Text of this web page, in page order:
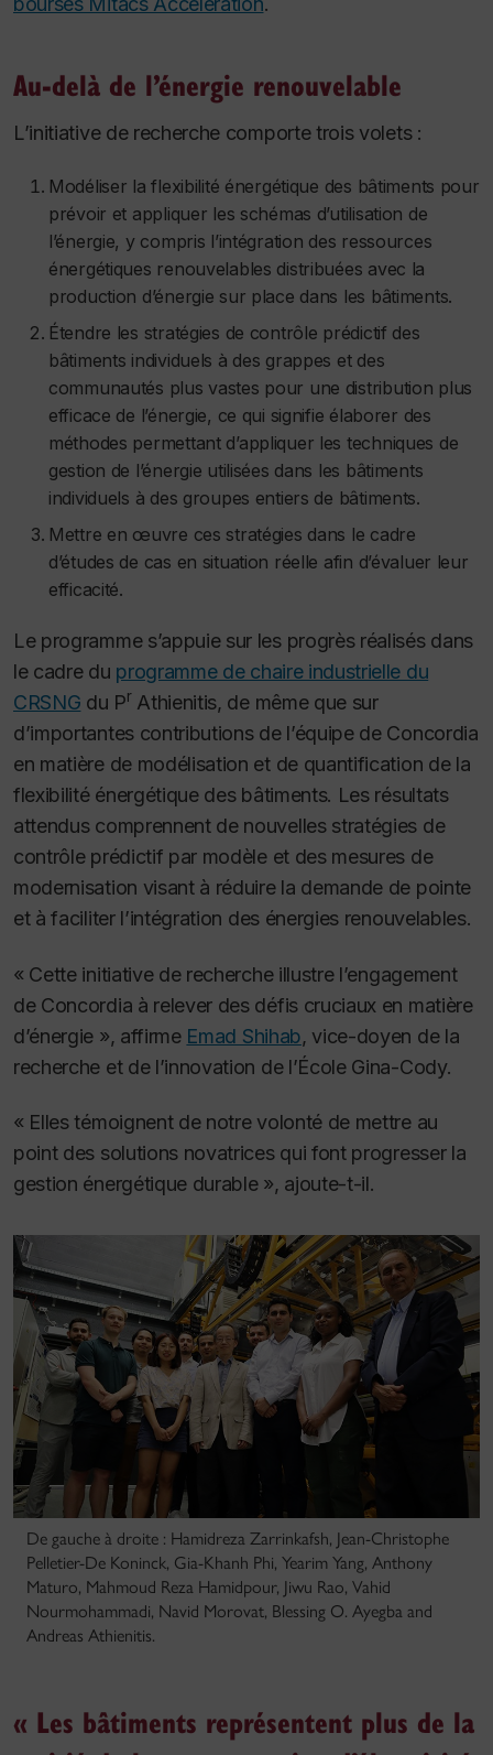
Au-delà de l’énergie renouvelable
L’initiative de recherche comporte trois volets :
Modéliser la flexibilité énergétique des bâtiments pour
prévoir et appliquer les schémas d’utilisation de
l’énergie, y compris l’intégration des ressources
énergétiques renouvelables distribuées avec la
production d’énergie sur place dans les bâtiments.
Étendre les stratégies de contrôle prédictif des
bâtiments individuels à des grappes et des
communautés plus vastes pour une distribution plus
efficace de l’énergie, ce qui signifie élaborer des
méthodes permettant d’appliquer les techniques de
gestion de l’énergie utilisées dans les bâtiments
individuels à des groupes entiers de bâtiments.
Mettre en œuvre ces stratégies dans le cadre
d’études de cas en situation réelle afin d’évaluer leur
efficacité.
Le programme s’appuie sur les progrès réalisés dans
le cadre du programme de chaire industrielle du
CRSNG du Pr Athienitis, de même que sur
d’importantes contributions de l’équipe de Concordia
en matière de modélisation et de quantification de la
flexibilité énergétique des bâtiments. Les résultats
attendus comprennent de nouvelles stratégies de
contrôle prédictif par modèle et des mesures de
modernisation visant à réduire la demande de pointe
et à faciliter l’intégration des énergies renouvelables.
« Cette initiative de recherche illustre l’engagement
de Concordia à relever des défis cruciaux en matière
d’énergie », affirme Emad Shihab, vice-doyen de la
recherche et de l’innovation de l’École Gina-Cody.
« Elles témoignent de notre volonté de mettre au
point des solutions novatrices qui font progresser la
gestion énergétique durable », ajoute-t-il.
De gauche à droite : Hamidreza Zarrinkafsh, Jean-Christophe
Pelletier-De Koninck, Gia-Khanh Phi, Yearim Yang, Anthony
Maturo, Mahmoud Reza Hamidpour, Jiwu Rao, Vahid
Nourmohammadi, Navid Morovat, Blessing O. Ayegba and
Andreas Athienitis.
« Les bâtiments représentent plus de la